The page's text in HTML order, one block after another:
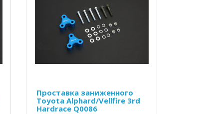
Проставка заниженного
Toyota Alphard/Vellfire 3rd
Hardrace Q0086